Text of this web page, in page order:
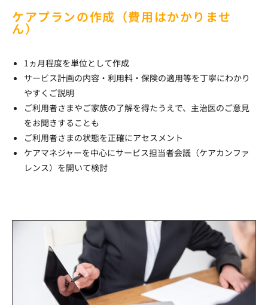
ケアプランの作成（費用はかかりませ
ん）
1ヵ月程度を単位として作成
サービス計画の内容・利用料・保険の適用等を丁寧にわかり
やすくご説明
ご利用者さまやご家族の了解を得たうえで、主治医のご意見
をお聞きすることも
ご利用者さまの状態を正確にアセスメント
ケアマネジャーを中心にサービス担当者会議（ケアカンファ
レンス）を開いて検討